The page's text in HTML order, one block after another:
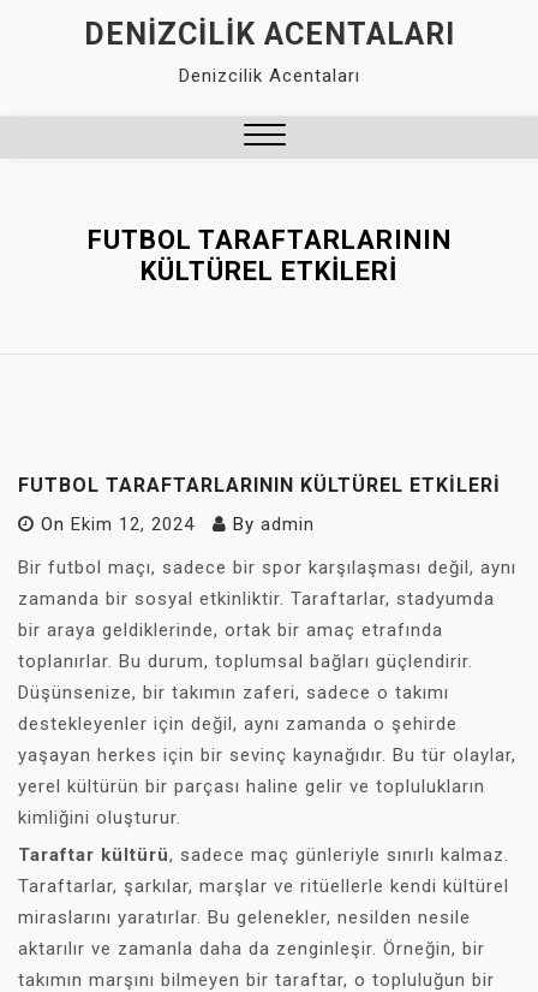
DENIZCILIK ACENTALARI
Denizcilik Acentaları
FUTBOL TARAFTARLARININ
KÜLTÜREL ETKILERI
FUTBOL TARAFTARLARININ KÜLTÜREL ETKILERI
On Ekim 12, 2024 By admin
Bir futbol maçı, sadece bir spor karşılaşması değil, aynı
zamanda bir sosyal etkinliktir. Taraftarlar, stadyumda
bir araya geldiklerinde, ortak bir amaç etrafında
toplanırlar. Bu durum, toplumsal bağları güçlendirir.
Düşünsenize, bir takımın zaferi, sadece o takımı
destekleyenler için değil, aynı zamanda o şehirde
yaşayan herkes için bir sevinç kaynağıdır. Bu tür olaylar,
yerel kültürün bir parçası haline gelir ve toplulukların
kimliğini oluşturur.
Taraftar kültürü, sadece maç günleriyle sınırlı kalmaz.
Taraftarlar, şarkılar, marşlar ve ritüellerle kendi kültürel
miraslarını yaratırlar. Bu gelenekler, nesilden nesile
aktarılır ve zamanla daha da zenginleşir. Örneğin, bir
takımın marşını bilmeyen bir taraftar, o topluluğun bir